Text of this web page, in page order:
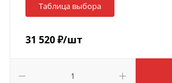
Таблица выбора
31 520₽/шт